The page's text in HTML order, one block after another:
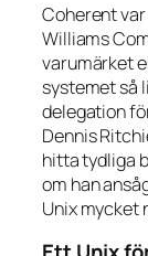
Coherent
Williams
varumärket
systemet så
delegation
Dennis
hitta tydliga
om han
Unix mycket